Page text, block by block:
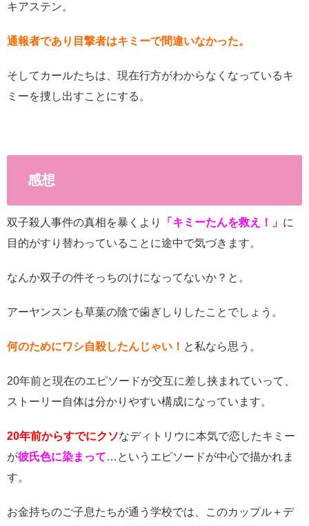
キアステン。
通報者であり目撃者はキミーで間違いなかった。
そしてカールたちは、現在行方がわからなくなっているキ
ミーを捜し出すことにする。
感想
双子殺人事件の真相を暴くより 「キミーたんを救え！」 に
目的がすり替わっていることに途中で気づきます。
なんか双子の件そっちのけになってないか？と。
アーヤンスンも草葉の陰で歯ぎしりしたことでしょう。
何のためにワシ自殺したんじゃい！ と私なら思う。
20年前と現在のエピソードが交互に差し挟まれていって、
ストーリー自体は分かりやすい構成になっています。
20年前からすでにクソなディトリウに本気で恋したキミー
が彼氏色に染まって…というエピソードが中心で描かれま
す。
お金持ちのご子息たちが通う学校では、このカップル＋デ